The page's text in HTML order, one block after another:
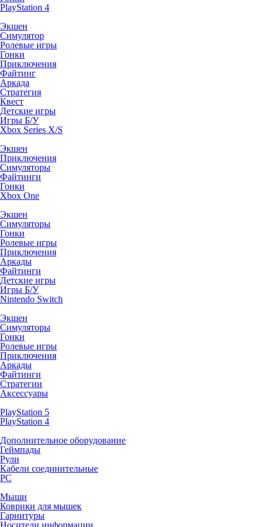
PlayStation 4
Экшен
Симулятор
Ролевые игры
Гонки
Приключения
Файтинг
Аркада
Стратегия
Квест
Детские игры
Игры Б/У
Xbox Series X/S
Экшен
Приключения
Симуляторы
Файтинги
Гонки
Xbox One
Экшен
Симуляторы
Гонки
Ролевые игры
Приключения
Аркады
Файтинги
Детские игры
Игры Б/У
Nintendo Switch
Экшен
Симуляторы
Гонки
Ролевые игры
Приключения
Аркады
Файтинги
Стратегии
Аксессуары
PlayStation 5
PlayStation 4
Дополнительное оборудование
Геймпады
Рули
Кабели соединительные
PC
Мыши
Коврики для мышек
Гарнитуры
Носители информации